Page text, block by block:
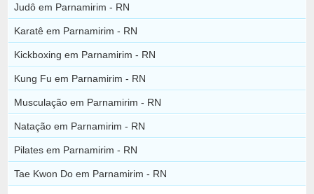
Judô em Parnamirim - RN
Karatê em Parnamirim - RN
Kickboxing em Parnamirim - RN
Kung Fu em Parnamirim - RN
Musculação em Parnamirim - RN
Natação em Parnamirim - RN
Pilates em Parnamirim - RN
Tae Kwon Do em Parnamirim - RN